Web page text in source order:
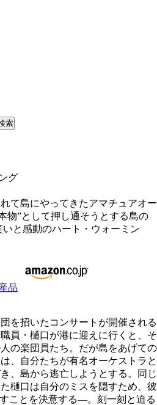
グ
て島にやってきたアマチュアオー
物”として押し通そうとする島の
と感動のハート・ウォーミン
品
を招いたコンサートが開催される
員・樋口が港に迎えに行くと、そ
の楽団員たち。だが島をあげての
、自分たちが有名オーケストラと
、島から逃亡しようとする。同じ
樋口は自分のミスを隠すため、彼
ことを決意する―。刻一刻と迫る